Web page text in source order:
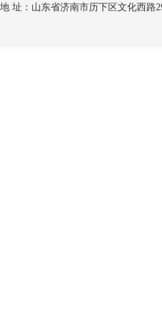
地 址：山东省济南市历下区文化西路